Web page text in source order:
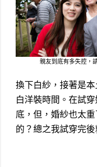
親友到底有多失控，
換下白紗，接著是
白洋裝時間。在試
底，但，婚紗也太
的？總之我試穿完